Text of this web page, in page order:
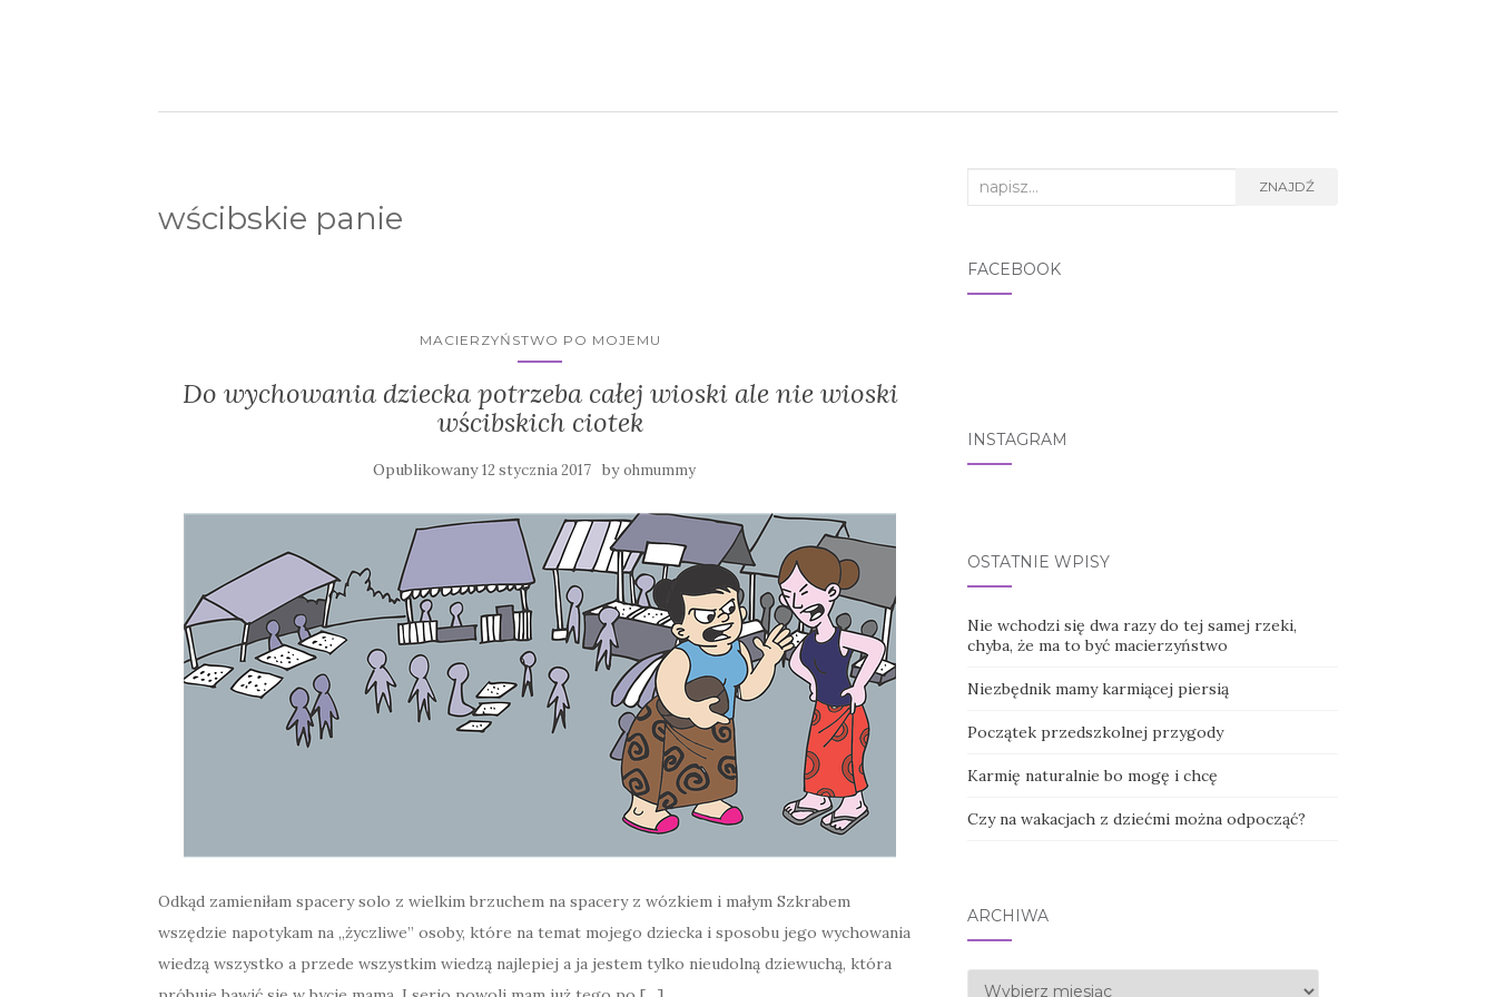
wścibskie panie
MACIERZYŃSTWO PO MOJEMU
Do wychowania dziecka potrzeba całej wioski ale nie wioski
wścibskich ciotek
Opublikowany12 stycznia 2017 byohmummy
Odkąd zamieniłam spacery solo z wielkim brzuchem na spacery z wózkiem i małym Szkrabem
wszędzie napotykam na „życzliwe” osoby, które na temat mojego dziecka i sposobu jego wychowania
wiedzą wszystko a przede wszystkim wiedzą najlepiej a ja jestem tylko nieudolną dziewuchą, która
Search for: ZNAJDŹ
FACEBOOK
INSTAGRAM
OSTATNIE WPISY
Nie wchodzi się dwa razy do tej samej rzeki,
chyba, że ma to być macierzyństwo
Niezbędnik mamy karmiącej piersią
Początek przedszkolnej przygody
Karmię naturalnie bo mogę i chcę
Czy na wakacjach z dziećmi można odpocząć?
ARCHIWA
Archiwa